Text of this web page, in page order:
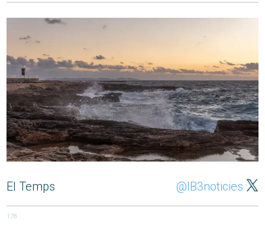
El Temps @IB3noticies
178